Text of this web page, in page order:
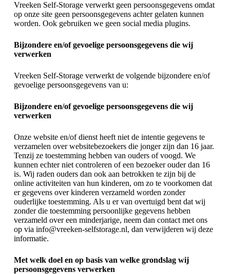
Vreeken Self-Storage verwerkt geen persoonsgegevens omdat
op onze site geen persoonsgegevens achter gelaten kunnen
worden. Ook gebruiken we geen social media plugins.
Bijzondere en/of gevoelige persoonsgegevens die wij
verwerken
Vreeken Self-Storage verwerkt de volgende bijzondere en/of
gevoelige persoonsgegevens van u:
Bijzondere en/of gevoelige persoonsgegevens die wij
verwerken
Onze website en/of dienst heeft niet de intentie gegevens te
verzamelen over websitebezoekers die jonger zijn dan 16 jaar.
Tenzij ze toestemming hebben van ouders of voogd. We
kunnen echter niet controleren of een bezoeker ouder dan 16
is. Wij raden ouders dan ook aan betrokken te zijn bij de
online activiteiten van hun kinderen, om zo te voorkomen dat
er gegevens over kinderen verzameld worden zonder
ouderlijke toestemming. Als u er van overtuigd bent dat wij
zonder die toestemming persoonlijke gegevens hebben
verzameld over een minderjarige, neem dan contact met ons
op via info@vreeken-selfstorage.nl, dan verwijderen wij deze
informatie.
Met welk doel en op basis van welke grondslag wij
persoonsgegevens verwerken